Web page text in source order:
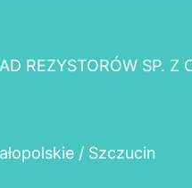
REZYSTORÓW SP. Z
/ Szczucin